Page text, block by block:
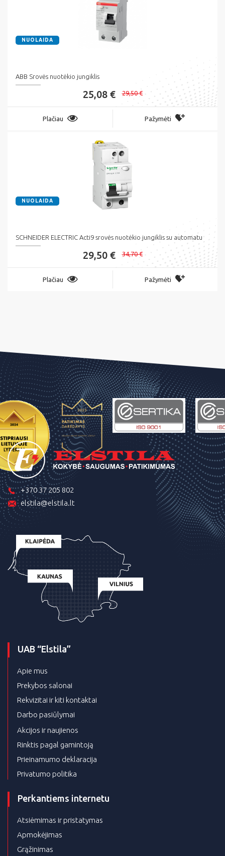
NUOLAIDA
ABB Srovės nuotėkio jungiklis
25,08 € 29,50 €
Plačiau Pažymėti
NUOLAIDA
SCHNEIDER ELECTRIC Acti9 srovės nuotėkio jungiklis su automatu
29,50 € 34,70 €
Plačiau Pažymėti
+370 37 205 802
elstila@elstila.lt
UAB “Elstila”
Apie mus
Prekybos salonai
Rekvizitai ir kiti kontaktai
Darbo pasiūlymai
Akcijos ir naujienos
Rinktis pagal gamintoją
Prieinamumo deklaracija
Privatumo politika
Perkantiems internetu
Atsiėmimas ir pristatymas
Apmokėjimas
Grąžinimas